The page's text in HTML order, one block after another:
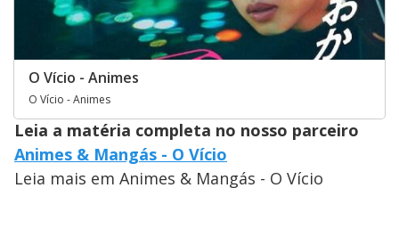
O Vício - Animes
O Vício - Animes
Leia a matéria completa no nosso parceiro
Animes & Mangás - O Vício
Leia mais em Animes & Mangás - O Vício